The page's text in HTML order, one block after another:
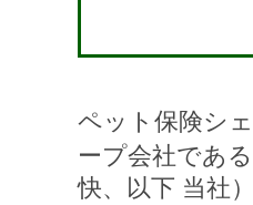
ペット保険シ
ープ会社であ
快、以下 当社